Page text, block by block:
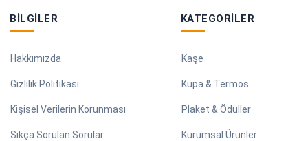
BILGILER
Hakkımızda
Gizlilik Politikası
Kişisel Verilerin Korunması
Sıkça Sorulan Sorular
KATEGORILER
Kaşe
Kupa & Termos
Plaket & Ödüller
Kurumsal Ürünler